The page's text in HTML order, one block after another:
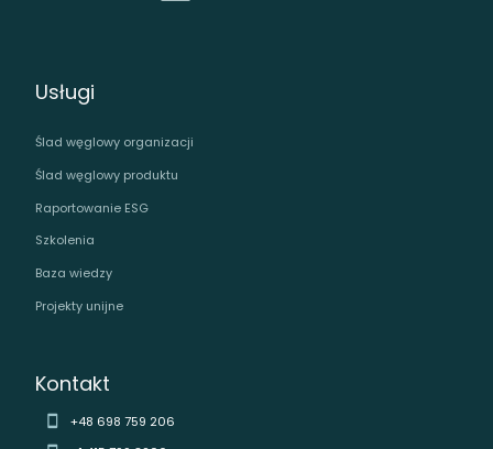
Usługi
Ślad węglowy organizacji
Ślad węglowy produktu
Raportowanie ESG
Szkolenia
Baza wiedzy
Projekty unijne
Kontakt
+48 698 759 206